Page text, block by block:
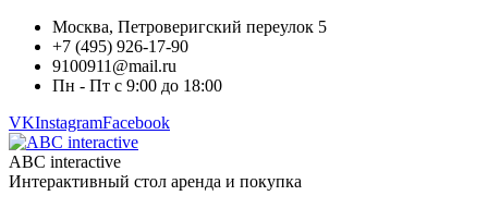
Москва, Петроверигский переулок 5
+7 (495) 926-17-90
9100911@mail.ru
Пн - Пт с 9:00 до 18:00
VKInstagramFacebook
ABC interactive
Интерактивный стол аренда и покупка